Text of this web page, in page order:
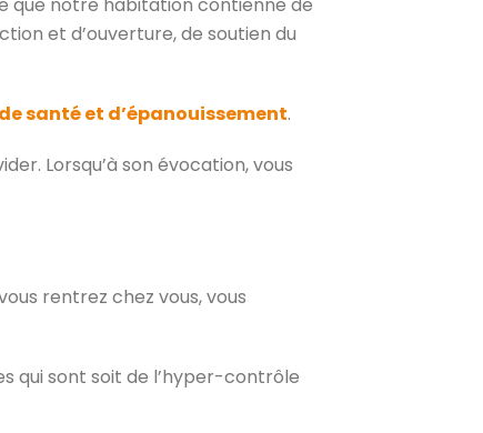
et d’ouverture, de soutien du
santé et d’épanouissement.
Lorsqu’à son évocation, vous
rentrez chez vous, vous
qui sont soit de l’hyper-contrôle